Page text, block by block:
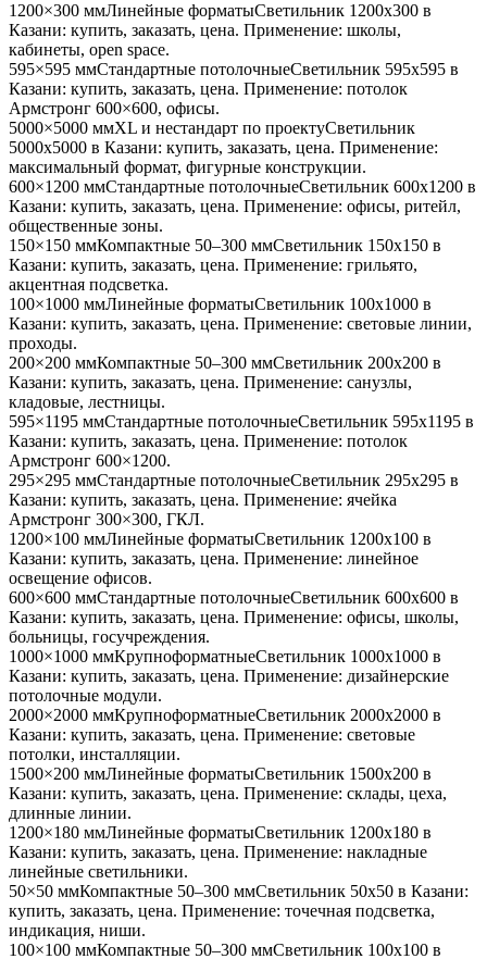
1200×300 ммЛинейные форматыСветильник 1200x300 в
Казани: купить, заказать, цена. Применение: школы,
кабинеты, open space.
595×595 ммСтандартные потолочныеСветильник 595x595 в
Казани: купить, заказать, цена. Применение: потолок
Армстронг 600×600, офисы.
5000×5000 ммXL и нестандарт по проектуСветильник
5000x5000 в Казани: купить, заказать, цена. Применение:
максимальный формат, фигурные конструкции.
600×1200 ммСтандартные потолочныеСветильник 600x1200 в
Казани: купить, заказать, цена. Применение: офисы, ритейл,
общественные зоны.
150×150 ммКомпактные 50–300 ммСветильник 150x150 в
Казани: купить, заказать, цена. Применение: грильято,
акцентная подсветка.
100×1000 ммЛинейные форматыСветильник 100x1000 в
Казани: купить, заказать, цена. Применение: световые линии,
проходы.
200×200 ммКомпактные 50–300 ммСветильник 200x200 в
Казани: купить, заказать, цена. Применение: санузлы,
кладовые, лестницы.
595×1195 ммСтандартные потолочныеСветильник 595x1195 в
Казани: купить, заказать, цена. Применение: потолок
Армстронг 600×1200.
295×295 ммСтандартные потолочныеСветильник 295x295 в
Казани: купить, заказать, цена. Применение: ячейка
Армстронг 300×300, ГКЛ.
1200×100 ммЛинейные форматыСветильник 1200x100 в
Казани: купить, заказать, цена. Применение: линейное
освещение офисов.
600×600 ммСтандартные потолочныеСветильник 600x600 в
Казани: купить, заказать, цена. Применение: офисы, школы,
больницы, госучреждения.
1000×1000 ммКрупноформатныеСветильник 1000x1000 в
Казани: купить, заказать, цена. Применение: дизайнерские
потолочные модули.
2000×2000 ммКрупноформатныеСветильник 2000x2000 в
Казани: купить, заказать, цена. Применение: световые
потолки, инсталляции.
1500×200 ммЛинейные форматыСветильник 1500x200 в
Казани: купить, заказать, цена. Применение: склады, цеха,
длинные линии.
1200×180 ммЛинейные форматыСветильник 1200x180 в
Казани: купить, заказать, цена. Применение: накладные
линейные светильники.
50×50 ммКомпактные 50–300 ммСветильник 50x50 в Казани:
купить, заказать, цена. Применение: точечная подсветка,
индикация, ниши.
100×100 ммКомпактные 50–300 ммСветильник 100x100 в